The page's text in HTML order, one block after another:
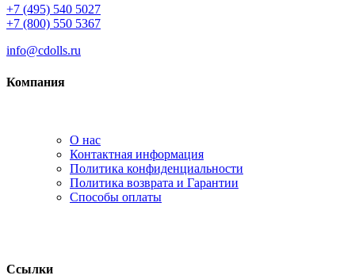
+7 (495) 540 5027
+7 (800) 550 5367
info@cdolls.ru
Компания
О нас
Контактная информация
Политика конфиденциальности
Политика возврата и Гарантии
Способы оплаты
Ссылки